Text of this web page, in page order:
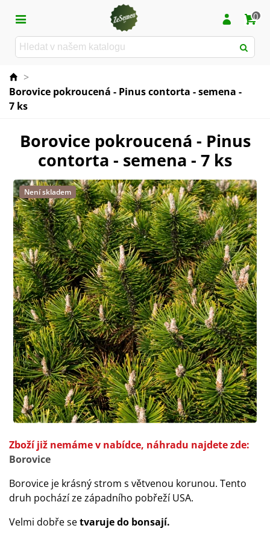
0
>
Borovice pokroucená - Pinus contorta - semena -
7 ks
Borovice pokroucená - Pinus
contorta - semena - 7 ks
Není skladem
Zboží již nemáme v nabídce, náhradu najdete zde:
Borovice
Borovice je krásný strom s větvenou korunou. Tento
druh pochází ze západního pobřeží USA.
Velmi dobře setvaruje do bonsají.